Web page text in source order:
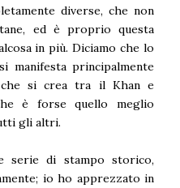
diverse, che non
ed è proprio questa
in più. Diciamo che lo
manifesta principalmente
si crea tra il Khan e
è forse quello meglio
gli altri.
serie di stampo storico,
io ho apprezzato in